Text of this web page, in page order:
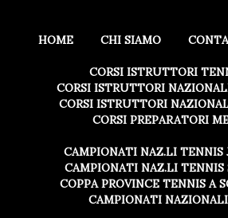
HOME CHI SIAMO
CORSI ISTRUTTORI
CORSI ISTRUTTORI
CORSI ISTRUTTORI
CORSI PREPARATORI
CAMPIONATI NAZ.LI TENNIS
CAMPIONATI NAZ.LI TENNIS
COPPA PROVINCE TENNIS A
CAMPIONATI